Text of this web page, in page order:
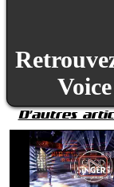
D'autres